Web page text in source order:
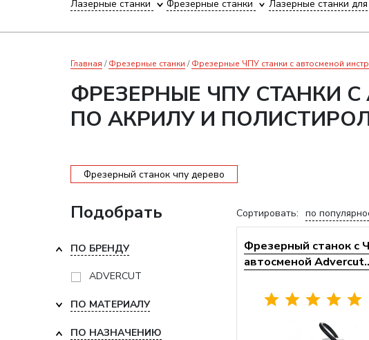
Лазерные станки Фрезерные станки Лазерные станки
Главная Фрезерные станки Фрезерные ЧПУ станки с автосменой
ФРЕЗЕРНЫЕ ЧПУ СТАНКИ С
ПО АКРИЛУ И
Фрезерный станок чпу дерево
Сортировать: по
Фрезерный станок с
автосменой
Подобрать
ПО БРЕНДУ
ADVERCUT
ПО МАТЕРИАЛУ
ПО НАЗНАЧЕНИЮ